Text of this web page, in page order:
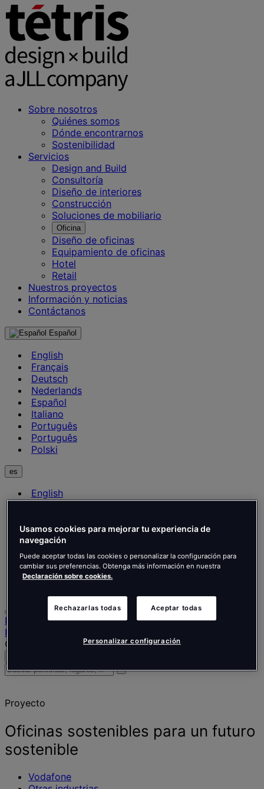
Sobre nosotros
Quiénes somos
Dónde encontrarnos
Sostenibilidad
Servicios
Design and Build
Consultoría
Diseño de interiores
Construcción
Soluciones de mobiliario
Oficina
Diseño de oficinas
Equipamiento de oficinas
Hotel
Retail
Nuestros proyectos
Información y noticias
Contáctanos
Español
English
Français
Deutsch
Nederlands
Español
Italiano
Português
Português
Polski
es
English
Français
Nederlands
Español
Italiano
Português
Português
Inicio
Nuestro trabajo
Oficinas sostenibles para un futuro sostenible
Buscar
noticias
opiniones
Proyecto
Oficinas sostenibles para un futuro
sostenible
Vodafone
Usamos cookies para mejorar tu experiencia de
navegación
Puede aceptar todas las cookies o personalizar la configuración para
cambiar sus preferencias. Obtenga más información en nuestra
Declaración sobre cookies.
Rechazarlas todas Aceptar todas
Personalizar configuración